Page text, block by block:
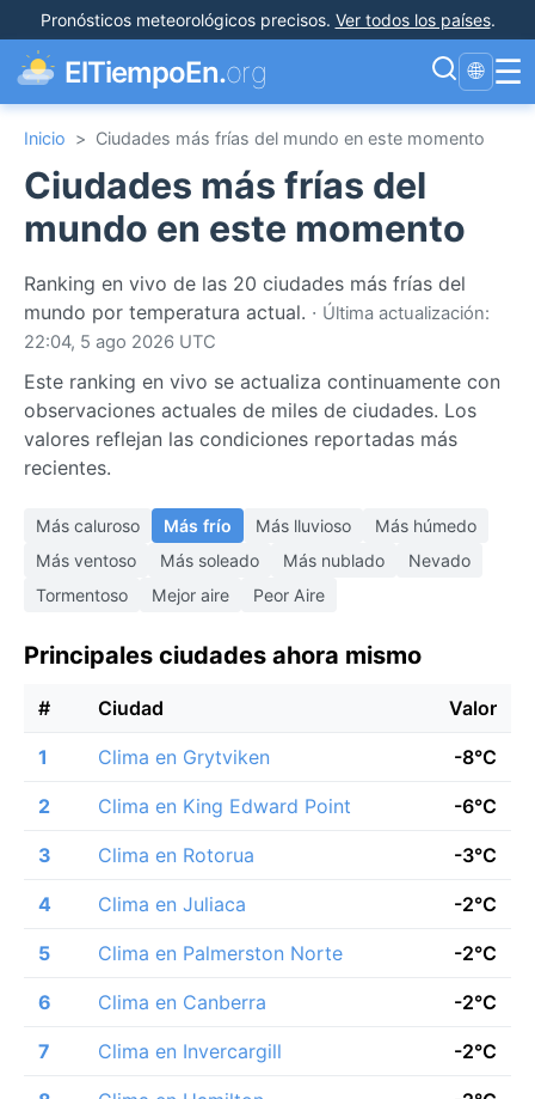
Pronósticos meteorológicos precisos. Ver todos los países.
ElTiempoEn.org 🌐 ☰
Inicio > Ciudades más frías del mundo en este momento
Ciudades más frías del
mundo en este momento
Ranking en vivo de las 20 ciudades más frías del
mundo por temperatura actual. · Última actualización:
22:04, 5 ago 2026 UTC
Este ranking en vivo se actualiza continuamente con
observaciones actuales de miles de ciudades. Los
valores reflejan las condiciones reportadas más
recientes.
Más caluroso Más frío Más lluvioso
Más húmedo
Más ventoso
Más soleado Más nublado
Nevado
Tormentoso
Mejor aire Peor Aire
Principales ciudades ahora mismo
# Ciudad Valor
1 Clima en Grytviken -8°C
2 Clima en King Edward Point -6°C
3 Clima en Rotorua -3°C
4 Clima en Juliaca -2°C
5 Clima en Palmerston Norte -2°C
6 Clima en Canberra -2°C
7 Clima en Invercargill -2°C